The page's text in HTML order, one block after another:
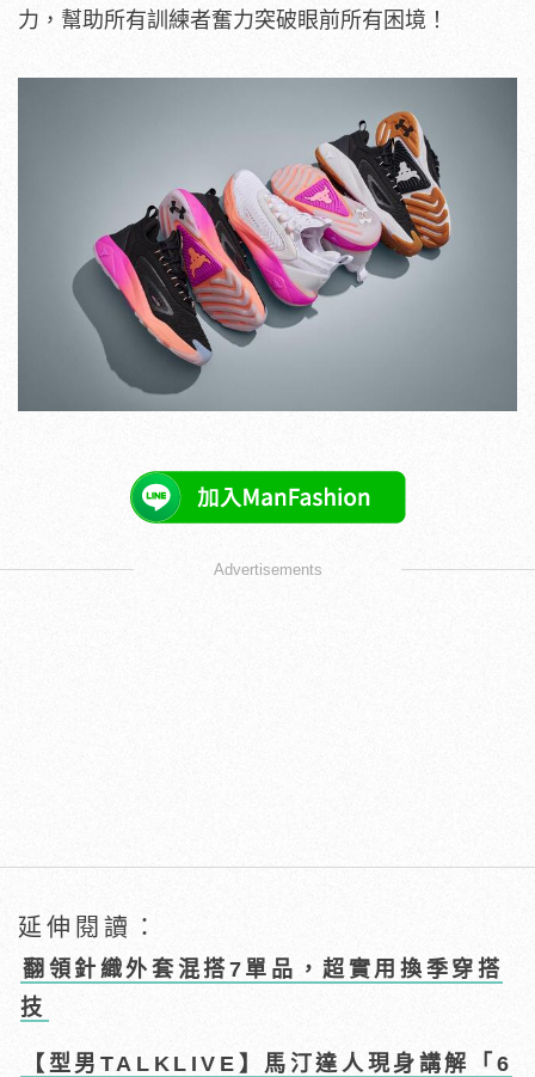
力，幫助所有訓練者奮力突破眼前所有困境！
Advertisements
延伸閱讀：
翻領針織外套混搭7單品，超實用換季穿搭
技
【型男TALKLIVE】馬汀達人現身講解「6